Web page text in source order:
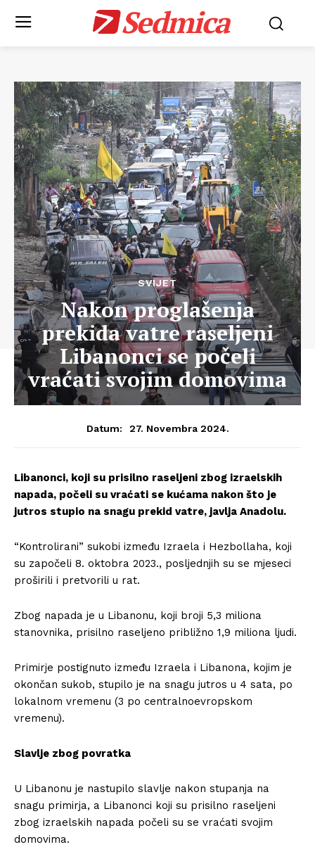
Sedmica
SVIJET
Nakon proglašenja
prekida vatre raseljeni
Libanonci se počeli
vraćati svojim domovima
Datum: 27. Novembra 2024.
Libanonci, koji su prisilno raseljeni zbog izraelskih
napada, počeli su vraćati se kućama nakon što je
jutros stupio na snagu prekid vatre, javlja Anadolu.
“Kontrolirani” sukobi između Izraela i Hezbollaha, koji
su započeli 8. oktobra 2023., posljednjih su se mjeseci
proširili i pretvorili u rat.
Zbog napada je u Libanonu, koji broji 5,3 miliona
stanovnika, prisilno raseljeno približno 1,9 miliona ljudi.
Primirje postignuto između Izraela i Libanona, kojim je
okončan sukob, stupilo je na snagu jutros u 4 sata, po
lokalnom vremenu (3 po centralnoevropskom
vremenu).
Slavlje zbog povratka
U Libanonu je nastupilo slavlje nakon stupanja na
snagu primirja, a Libanonci koji su prisilno raseljeni
zbog izraelskih napada počeli su se vraćati svojim
domovima.